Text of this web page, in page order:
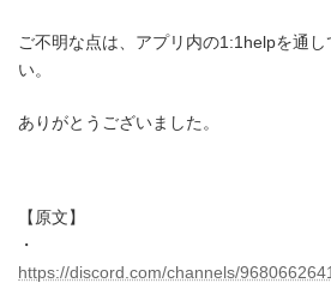
ご不明な点は、アプリ内の1:1helpを通
い。
ありがとうございました。
【原文】
・
https://discord.com/channels/